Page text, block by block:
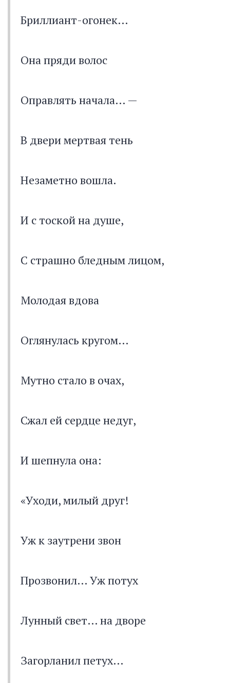
Бриллиант-огонек…
Она пряди волос
Оправлять начала… —
В двери мертвая тень
Незаметно вошла.
И с тоской на душе,
С страшно бледным лицом,
Молодая вдова
Оглянулась кругом…
Мутно стало в очах,
Сжал ей сердце недуг,
И шепнула она:
«Уходи, милый друг!
Уж к заутрени звон
Прозвонил… Уж потух
Лунный свет… на дворе
Загорланил петух…